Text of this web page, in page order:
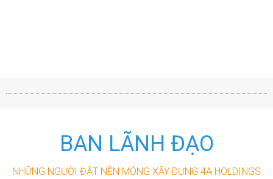
BAN LÃNH ĐẠO
NHỮNG NGƯỜI ĐẶT NỀN MÓNG XÂY DỰNG 4A HOLDINGS​